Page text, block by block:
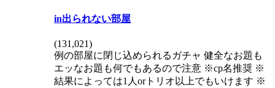
in出られない部屋
(131,021)
例の部屋に閉じ込められるガチャ 健全なお題も
エッなお題も何でもあるので注意 ※cp名推奨 ※
結果によっては1人orトリオ以上でもいけます ※